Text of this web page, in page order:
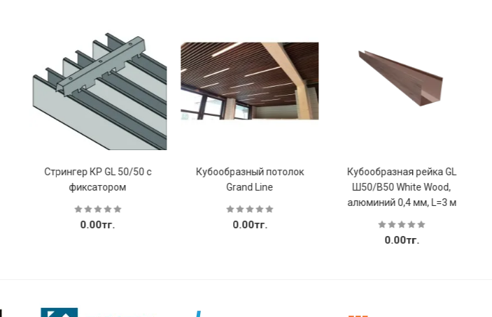
Стрингер КР GL 50/50 с
фиксатором
0.00тг.
Кубообразный потолок
Grand Line
0.00тг.
Кубообразная рейка GL
Ш50/В50 White Wood,
алюминий 0,4 мм, L=3 м
0.00тг.